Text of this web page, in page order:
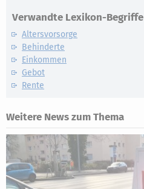
Verwandte Lexikon-Begriffe
Altersvorsorge
Behinderte
Einkommen
Gebot
Rente
Weitere News zum Thema